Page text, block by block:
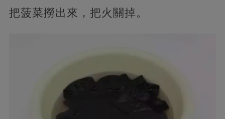
把菠菜撈出來，把火關掉。